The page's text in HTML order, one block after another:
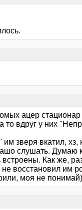
ацер стационар
то вдруг у них
зверя вкатил, хз,
слушать. Думаю
Как же,
не восстановил им
моя не